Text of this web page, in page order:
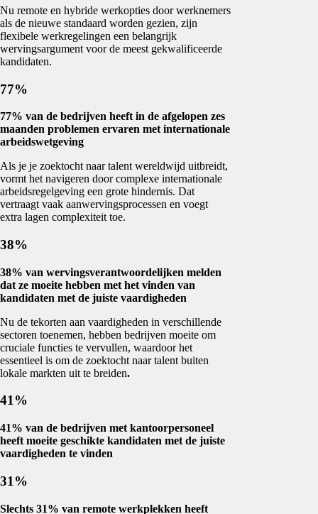
Nu remote en hybride werkopties door werknemers
als de nieuwe standaard worden gezien, zijn
flexibele werkregelingen een belangrijk
wervingsargument voor de meest gekwalificeerde
kandidaten.
77%
77% van de bedrijven heeft in de afgelopen zes
maanden problemen ervaren met internationale
arbeidswetgeving
Als je je zoektocht naar talent wereldwijd uitbreidt,
vormt het navigeren door complexe internationale
arbeidsregelgeving een grote hindernis. Dat
vertraagt vaak aanwervingsprocessen en voegt
extra lagen complexiteit toe.
38%
38% van wervingsverantwoordelijken melden
dat ze moeite hebben met het vinden van
kandidaten met de juiste vaardigheden
Nu de tekorten aan vaardigheden in verschillende
sectoren toenemen, hebben bedrijven moeite om
cruciale functies te vervullen, waardoor het
essentieel is om de zoektocht naar talent buiten
lokale markten uit te breiden.
41%
41% van de bedrijven met kantoorpersoneel
heeft moeite geschikte kandidaten met de juiste
vaardigheden te vinden
31%
Slechts 31% van remote werkplekken heeft